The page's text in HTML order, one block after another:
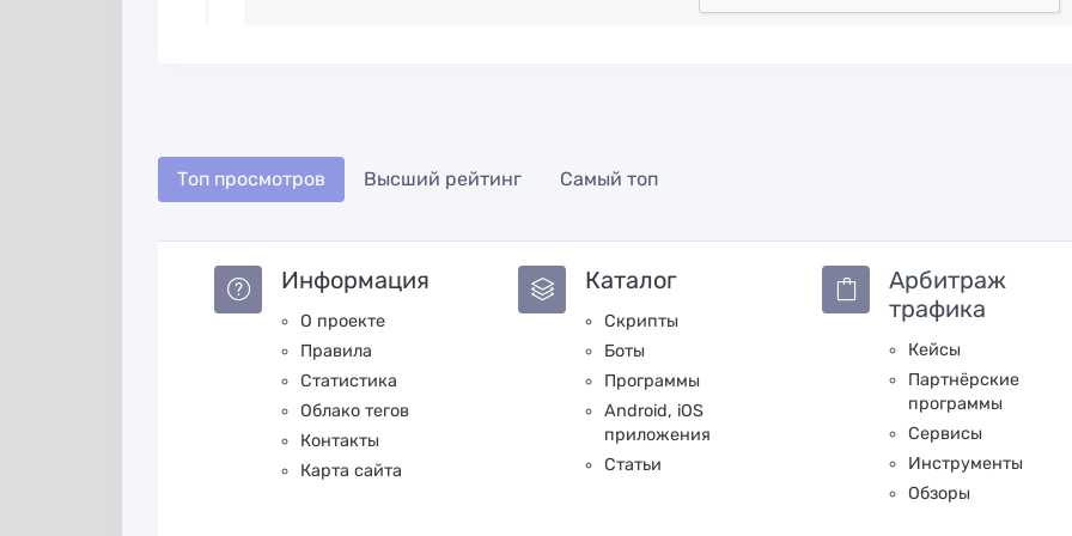
Топ просмотров Высший рейтинг Самый топ
Информация
О проекте
Правила
Статистика
Облако тегов
Контакты
Карта сайта
Каталог
Скрипты
Боты
Программы
Android, iOS
приложения
Статьи
Арбитраж
трафика
Кейсы
Партнёрские
программы
Сервисы
Инструменты
Обзоры